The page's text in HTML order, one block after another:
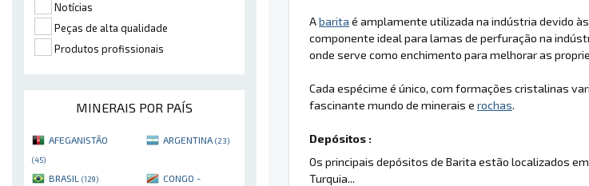
Notícias
Peças de alta qualidade
Produtos profissionais
MINERAIS POR PAÍS
AFEGANISTÃO
(45)
ARGENTINA (23)
BRASIL (129)
CONGO -
Abarita é amplamente utilizada na indústria devido
componente ideal para lamas de perfuração na
onde serve como enchimento para melhorar as
Cada espécime é único, com formações cristalinas
fascinante mundo de minerais e rochas.
Depósitos :
Os principais depósitos de Barita estão localizados em
Turquia...